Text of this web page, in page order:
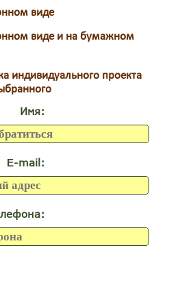
Имя:
E-mail:
виде
виде и на бумажном
индивидуального проекта